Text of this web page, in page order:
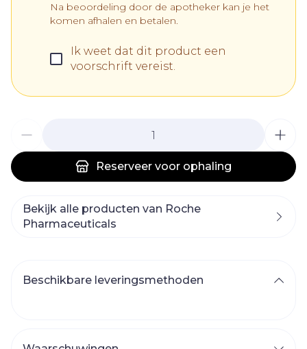
Na beoordeling door de apotheker kan je het
komen afhalen en betalen.
Ik weet dat dit product een
voorschrift vereist.
Reserveer voor ophaling
Bekijk alle producten van Roche
Pharmaceuticals
Beschikbare leveringsmethoden